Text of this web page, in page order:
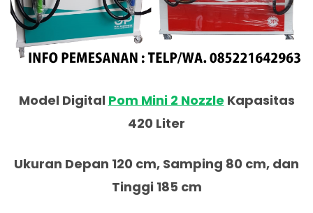
Model Digital Pom Mini 2 Nozzle Kapasitas
420 Liter
Ukuran Depan 120 cm, Samping 80 cm, dan
Tinggi 185 cm